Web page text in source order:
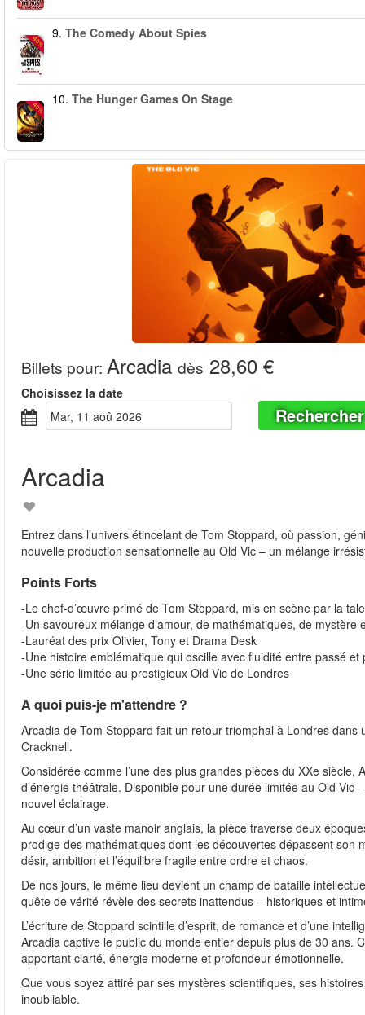
-40%
9. The Comedy About Spies
-40%
10. The Hunger Games On Stage
Billets pour: Arcadia dès 28,60 €
Choisissez la date
mar, 11 aoû 2026
Rechercher
Arcadia
Entrez dans l’univers étincelant de Tom Stoppard, où passion,
nouvelle production sensationnelle au Old Vic – un mélange
Points Forts
-Le chef-d’œuvre primé de Tom Stoppard, mis en scène par la
-Un savoureux mélange d’amour, de mathématiques, de mystère
-Lauréat des prix Olivier, Tony et Drama Desk
-Une histoire emblématique qui oscille avec fluidité entre passé et
-Une série limitée au prestigieux Old Vic de Londres
A quoi puis-je m'attendre ?
Arcadia de Tom Stoppard fait un retour triomphal à Londres
Cracknell.
Considérée comme l’une des plus grandes pièces du XXe siècle,
d’énergie théâtrale. Disponible pour une durée limitée au Old
nouvel éclairage.
Au cœur d’un vaste manoir anglais, la pièce traverse deux
prodige des mathématiques dont les découvertes dépassent son
désir, ambition et l’équilibre fragile entre ordre et chaos.
De nos jours, le même lieu devient un champ de bataille
quête de vérité révèle des secrets inattendus – historiques et
L’écriture de Stoppard scintille d’esprit, de romance et d’une
Arcadia captive le public du monde entier depuis plus de 30
apportant clarté, énergie moderne et profondeur émotionnelle.
Que vous soyez attiré par ses mystères scientifiques, ses
inoubliable.